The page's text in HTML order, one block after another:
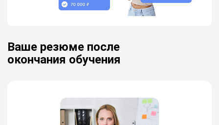
Ваше резюме после
окончания обучения